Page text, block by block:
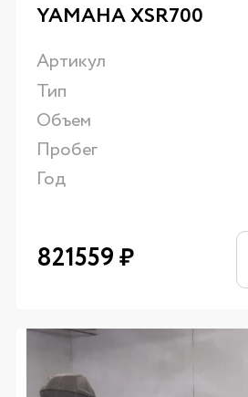
YAMAHA XSR700
Артикул
Тип
Объем
Пробег
Год
821559₽